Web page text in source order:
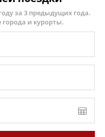
за 3 предыдущих года.
и курорты.